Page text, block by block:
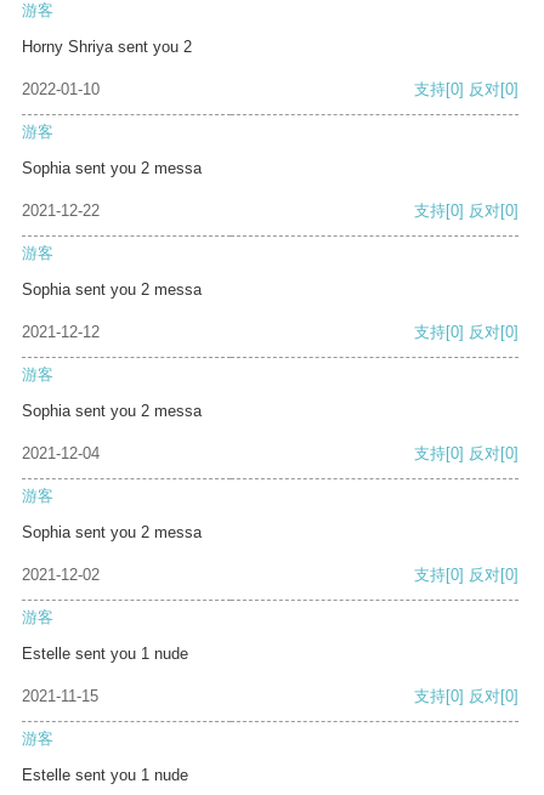
游客
Horny Shriya sent you 2
2022-01-10 支持[0] 反对[0]
游客
Sophia sent you 2 messa
2021-12-22 支持[0] 反对[0]
游客
Sophia sent you 2 messa
2021-12-12 支持[0] 反对[0]
游客
Sophia sent you 2 messa
2021-12-04 支持[0] 反对[0]
游客
Sophia sent you 2 messa
2021-12-02 支持[0] 反对[0]
游客
Estelle sent you 1 nude
2021-11-15 支持[0] 反对[0]
游客
Estelle sent you 1 nude